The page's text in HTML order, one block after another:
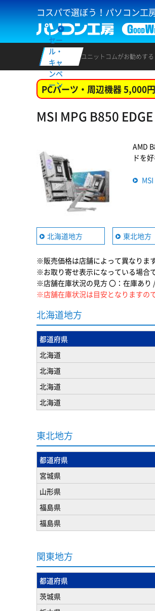
コスパで選ぼう！パソコン工
セー
ル・
キャ
ンペ
ーン
ユニットコムがお勧めす
PCパーツ・周辺機器 5,000
MSI MPG B850
AMD
ドを
北海道地方 東北地方
※販売価格は店舗によって異なりま
※お取り寄せ表示になっている場合
※店舗在庫状況の見方 〇：在庫あ
※店舗在庫状況は目安となりますの
北海道地方
都道府県
北海道
北海道
北海道
北海道
東北地方
都道府県
宮城県
山形県
福島県
福島県
関東地方
都道府県
茨城県